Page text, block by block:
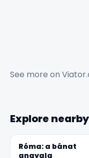
See more on
Explore nearby
Róma: a bánat
angyala